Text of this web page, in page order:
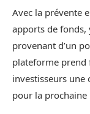
Avec la prévente
apports de fonds,
provenant d’un
plateforme prend
investisseurs une
pour la prochaine